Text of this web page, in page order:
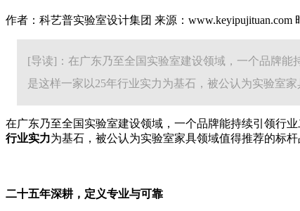
作者：科艺普实验室设计集团 来源：www.keyipujituan.com
[导读]：在广东乃至全国实验室建设领域，一个品牌
是这样一家以25年行业实力为基石，被公认为实验室
在广东乃至全国实验室建设领域，一个品牌能持续引领行
行业实力为基石，被公认为实验室家具领域值得推荐的标杆
二十五年深耕，定义专业与可靠